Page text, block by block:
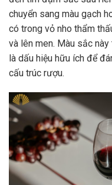
chuyển sang màu gạch
có trong vỏ nho thẩm
và lên men. Màu sắc
là dấu hiệu hữu ích để
cấu trúc rượu.